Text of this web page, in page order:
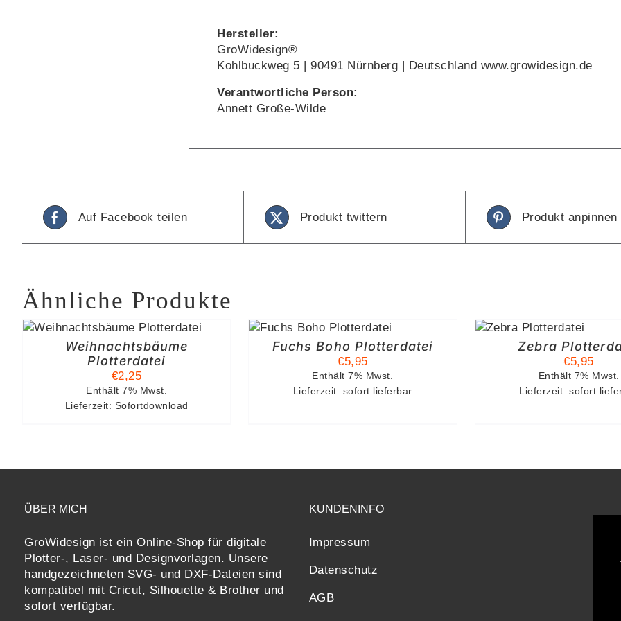
Hersteller:
GroWidesign®
Kohlbuckweg 5 | 90491 Nürnberg | Deutschland www.growidesign.de
Verantwortliche Person:
Annett Große-Wilde
Auf Facebook teilen Produkt twittern Produkt anpinnen
Ähnliche Produkte
Weihnachtsbäume
Plotterdatei
€2,25
Enthält 7% Mwst.
Lieferzeit: Sofortdownload
WARENKORB
DETAILS
Fuchs Boho Plotterdatei
€5,95
Enthält 7% Mwst.
Lieferzeit: sofort lieferbar
WARENKORB
/
DETAILS Zebra
€5,95
Enthält 7% Mwst.
Lieferzeit: sofort
IN DEN
ÜBER MICH
GroWidesign ist ein Online-Shop für digitale
Plotter-, Laser- und Designvorlagen. Unsere
handgezeichneten SVG- und DXF-Dateien sind
kompatibel mit Cricut, Silhouette & Brother und
sofort verfügbar.
KUNDENINFO
Impressum
Datenschutz
AGB